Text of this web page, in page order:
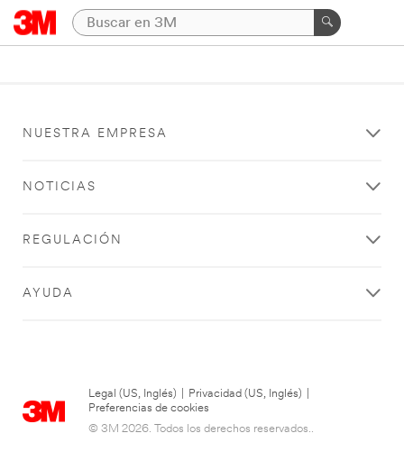
NUESTRA EMPRESA
NOTICIAS
REGULACIÓN
AYUDA
Legal (US, Inglés) Privacidad (US, Inglés)
Preferencias de cookies
© 3M 2026. Todos los derechos reservados..